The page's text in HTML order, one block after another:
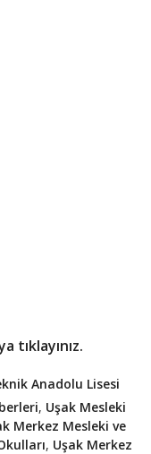
tıklayınız.
Anadolu Lisesi
, Uşak Mesleki
Merkez Mesleki ve
, Uşak Merkez